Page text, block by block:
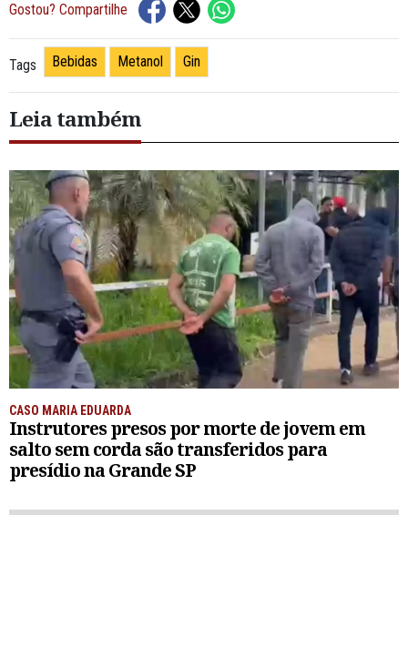
Gostou? Compartilhe
Tags Bebidas Metanol Gin
Leia também
CASO MARIA EDUARDA
Instrutores presos por morte de jovem em
salto sem corda são transferidos para
presídio na Grande SP